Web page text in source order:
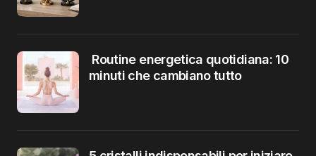
Routine energetica quotidiana: 10
minuti che cambiano tutto